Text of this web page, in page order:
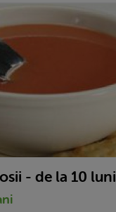
- de la 10 luni